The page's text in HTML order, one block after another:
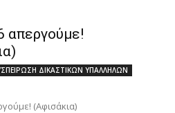
απεργούμε!
ΔΙΚΑΣΤΙΚΩΝ ΥΠΑΛΛΗΛΩΝ
(Αφισάκια)